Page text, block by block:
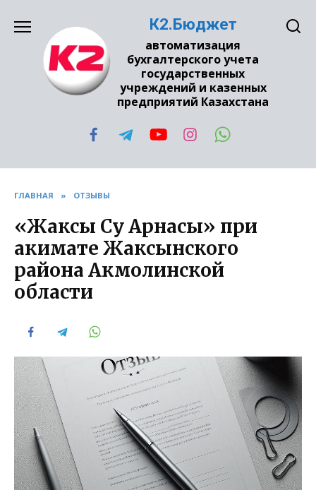
содержанию
К2.Бюджет
автоматизация
бухгалтерского учета
государственных
учреждений и казенных
предприятий Казахстана
ГЛАВНАЯ » ОТЗЫВЫ
«Жаксы Су Арнасы» при
акимате Жаксынского
района Акмолинской
области